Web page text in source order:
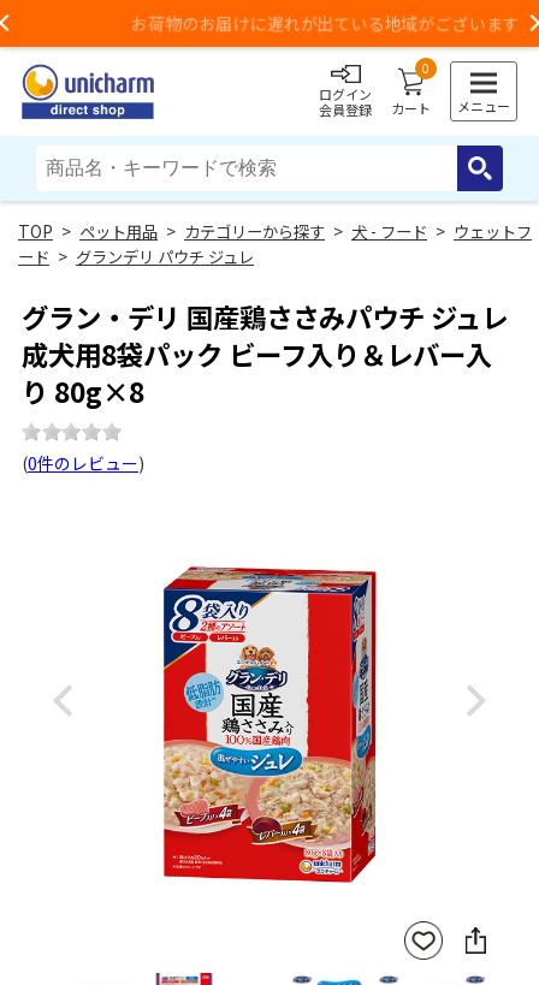
お荷物のお届けに遅れが出ている地域がございます
ログイン
会員登録
0
カート メニュー
> ペット用品 > カテゴリーから探す > 犬 - フード > ウェットフ
ード > グランデリ パウチ ジュレ
グラン・デリ 国産鶏ささみパウチ ジュレ
成犬用8袋パック ビーフ入り＆レバー入
り 80g×8
(0件のレビュー)
Previous Next
お気
に入
SNS
に